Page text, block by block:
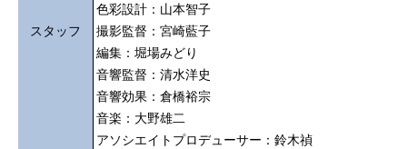
スタッフ
色彩設計：山本智子
撮影監督：宮崎藍子
編集：堀場みどり
音響監督：清水洋史
音響効果：倉橋裕宗
音楽：大野雄二
アソシエイトプロデューサー：鈴木禎